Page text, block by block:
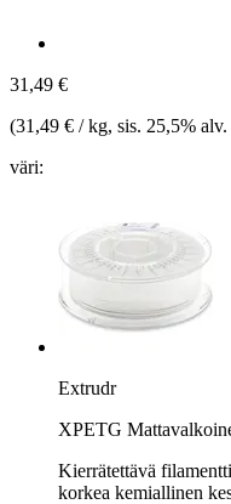
31,49 €
(31,49 € / kg, sis. 25,5% alv.
väri:
Extrudr
XPETG
Kierrätettävä
korkea kemiallinen